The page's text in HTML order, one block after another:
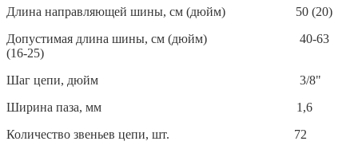
Длина направляющей шины, см (дюйм) 50 (20)
Допустимая длина шины, см (дюйм) 40-63
(16-25)
Шаг цепи, дюйм 3/8"
Ширина паза, мм 1,6
Количество звеньев цепи, шт. 72